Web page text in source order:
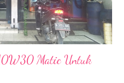
ke toko emas (yang ngga jualan
Matic Untuk